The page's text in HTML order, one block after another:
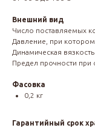
Внешний вид
Число поставляемых
Давление, при
Динамическая
Предел прочности при
Фасовка
0,2 кг
Гарантийный срок